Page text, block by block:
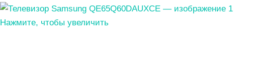
Нажмите, чтобы увеличить